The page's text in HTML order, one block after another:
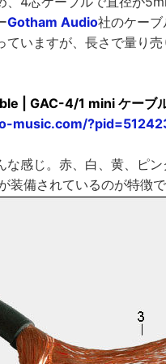
Gotham Audio社のケー
ていますが、長さで量り
| GAC-4/1 mini ケーブ
music.com/
な感じ。赤、白、黄、ピ
装備されているのが特徴